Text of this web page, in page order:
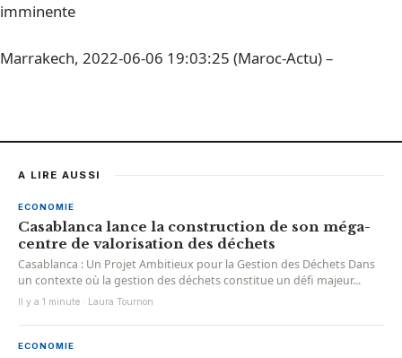
imminente
Marrakech, 2022-06-06 19:03:25 (Maroc-Actu) –
A LIRE AUSSI
ECONOMIE
Casablanca lance la construction de son méga-
centre de valorisation des déchets
Casablanca : Un Projet Ambitieux pour la Gestion des Déchets Dans
un contexte où la gestion des déchets constitue un défi majeur...
Il y a 1 minute · Laura Tournon
ECONOMIE